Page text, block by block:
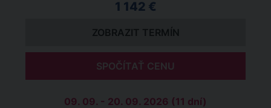
1 142 €
ZOBRAZIT TERMÍN
SPOČÍTAŤ CENU
09. 09. - 20. 09. 2026 (11 dní)